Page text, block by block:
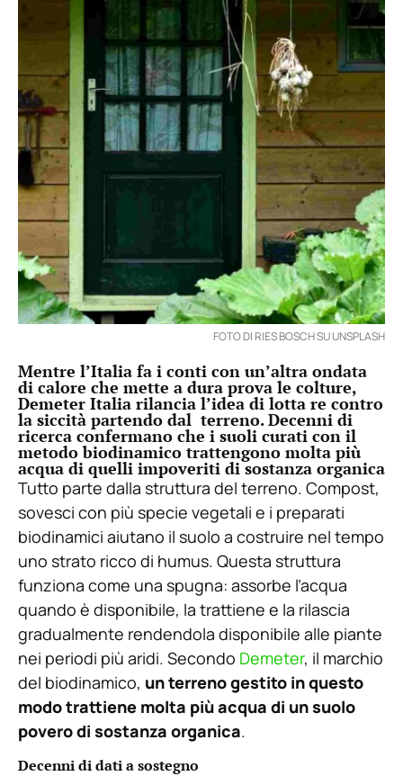
FOTO DI RIES BOSCH SU UNSPLASH
Mentre l’Italia fa i conti con un’altra ondata
di calore che mette a dura prova le colture,
Demeter Italia rilancia l’idea di lotta re contro
la siccità partendo dal terreno. Decenni di
ricerca confermano che i suoli curati con il
metodo biodinamico trattengono molta più
acqua di quelli impoveriti di sostanza organica
Tutto parte dalla struttura del terreno. Compost,
sovesci con più specie vegetali e i preparati
biodinamici aiutano il suolo a costruire nel tempo
uno strato ricco di humus. Questa struttura
funziona come una spugna: assorbe l’acqua
quando è disponibile, la trattiene e la rilascia
gradualmente rendendola disponibile alle piante
nei periodi più aridi. Secondo Demeter, il marchio
del biodinamico, un terreno gestito in questo
modo trattiene molta più acqua di un suolo
povero di sostanza organica.
Decenni di dati a sostegno